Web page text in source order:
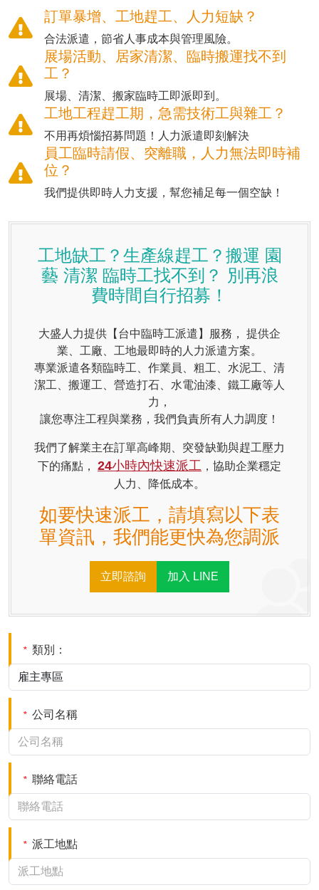
訂單暴增、工地趕工、人力短缺？
合法派遣，節省人事成本與管理風險。
展場活動、居家清潔、臨時搬運找不到
工？
展場、清潔、搬家臨時工即派即到。
工地工程趕工期，急需技術工與雜工？
不用再煩惱招募問題！人力派遣即刻解決
員工臨時請假、突離職，人力無法即時補
位？
我們提供即時人力支援，幫您補足每一個空缺！
工地缺工？生產線趕工？搬運 園
藝 清潔 臨時工找不到？ 別再浪
費時間自行招募！
大盛人力提供【台中臨時工派遣】服務， 提供企
業、工廠、工地最即時的人力派遣方案。
專業派遣各類臨時工、作業員、粗工、水泥工、清
潔工、搬運工、營造打石、水電油漆、鐵工廠等人
力，
讓您專注工程與業務，我們負責所有人力調度！
我們了解業主在訂單高峰期、突發缺勤與趕工壓力
下的痛點， 24小時內快速派工 ，協助企業穩定
人力、降低成本。
如要快速派工，請填寫以下表
單資訊，我們能更快為您調派
立即諮詢 加入 LINE
* 類別：
* 公司名稱
* 聯絡電話
* 派工地點